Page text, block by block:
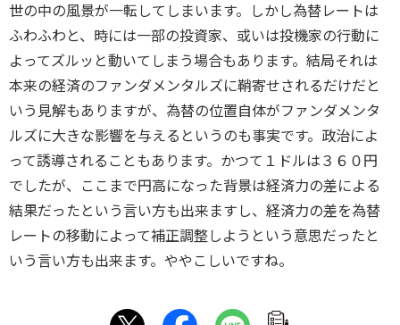
世の中の風景が一転してしまいます。しかし為替レートは
ふわふわと、時には一部の投資家、或いは投機家の行動に
よってズルッと動いてしまう場合もあります。結局それは
本来の経済のファンダメンタルズに鞘寄せされるだけだと
いう見解もありますが、為替の位置自体がファンダメンタ
ルズに大きな影響を与えるというのも事実です。政治によ
って誘導されることもあります。かつて１ドルは３６０円
でしたが、ここまで円高になった背景は経済力の差による
結果だったという言い方も出来ますし、経済力の差を為替
レートの移動によって補正調整しようという意思だったと
いう言い方も出来ます。ややこしいですね。